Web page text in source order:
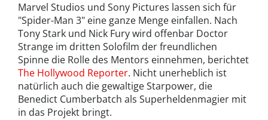
Marvel Studios und Sony Pictures lassen sich für
"Spider-Man 3" eine ganze Menge einfallen. Nach
Tony Stark und Nick Fury wird offenbar Doctor
Strange im dritten Solofilm der freundlichen
Spinne die Rolle des Mentors einnehmen, berichtet
The Hollywood Reporter. Nicht unerheblich ist
natürlich auch die gewaltige Starpower, die
Benedict Cumberbatch als Superheldenmagier mit
in das Projekt bringt.